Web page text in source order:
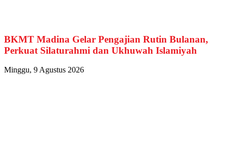
BKMT Madina Gelar Pengajian Rutin Bulanan,
Perkuat Silaturahmi dan Ukhuwah Islamiyah
Minggu, 9 Agustus 2026